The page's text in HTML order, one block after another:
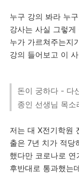
누구 강의 봐라 누
강사는 사실 그렇
누가 가르쳐주는지
강의 들어보고 이
돈이 궁하다 - 다
종인 선생님 목
저는 대 X전기학원
출은 7년 치가 적당
했다만 코로나로
후반대로 통과했는